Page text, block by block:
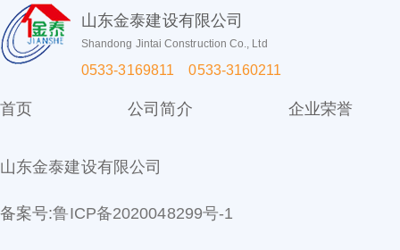
山东金泰建设有限公司
Shandong Jintai Construction Co., Ltd
0533-3169811 0533-3160211
首页 公司简介 企业荣誉
山东金泰建设有限公司
备案号:鲁ICP备2020048299号-1